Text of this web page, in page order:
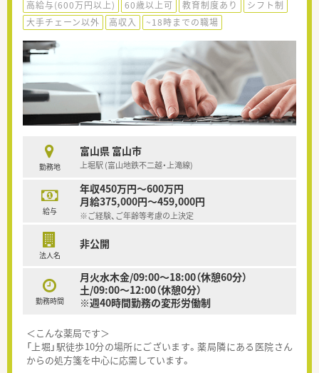
高給与(600万円以上)
60歳以上可 教育制度あり
シフト制
大手チェーン以外
高収入 ~18時までの職場
勤務地
富山県 富山市
上堀駅 (富山地鉄不二越・上滝線)
給与
年収450万円～600万円
月給375,000円～459,000円
※ご経験、ご年齢等考慮の上決定
法人名
非公開
勤務時間
月火水木金/09:00～18:00（休憩60分）
土/09:00～12:00（休憩0分）
※週40時間勤務の変形労働制
＜こんな薬局です＞
「上堀」駅徒歩10分の場所にございます。薬局隣にある医院さん
からの処方箋を中心に応需しています。